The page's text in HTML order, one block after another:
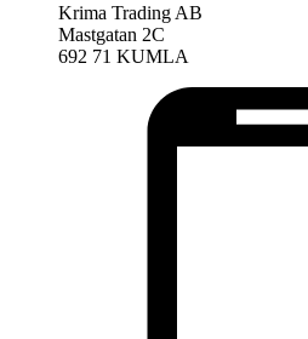
Krima Trading AB
Mastgatan 2C
692 71 KUMLA